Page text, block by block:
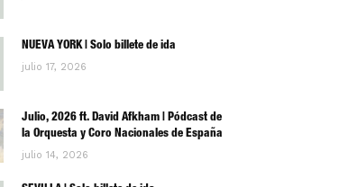
NUEVA YORK | Solo billete de ida
julio 17, 2026
Julio, 2026 ft. David Afkham | Pódcast de
la Orquesta y Coro Nacionales de España
julio 14, 2026